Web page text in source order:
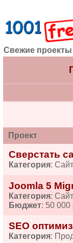
Свежие
Проект
Сверстать
Категория:
Joomla 5
Категория:
Бюджет: 50 000
SEO
Категория: